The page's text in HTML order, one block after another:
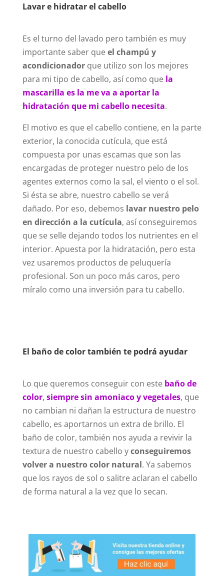
Lavar e hidratar el cabello
Es el turno del lavado pero también es muy
importante saber queel champú y
acondicionadorque utilizo son los mejores
para mi tipo de cabello, así como que la
mascarilla es la me va a aportar la
hidratación que mi cabello necesita.
El motivo es que el cabello contiene, en la parte
exterior, la conocida cutícula, que está
compuesta por unas escamas que son las
encargadas de proteger nuestro pelo de los
agentes externos como la sal, el viento o el sol.
Si ésta se abre, nuestro cabello se verá
dañado. Por eso, debemos lavar nuestro pelo
en dirección a la cutícula, así conseguiremos
que se selle dejando todos los nutrientes en el
interior. Apuesta por la hidratación, pero esta
vez usaremos productos de peluquería
profesional. Son un poco más caros, pero
míralo como una inversión para tu cabello.
El baño de color también te podrá ayudar
Lo que queremos conseguir con este baño de
color, siempre sin amoniaco y vegetales, que
no cambian ni dañan la estructura de nuestro
cabello, es aportarnos un extra de brillo. El
baño de color, también nos ayuda a revivir la
textura de nuestro cabello yconseguiremos
volver a nuestro color natural. Ya sabemos
que los rayos de sol o salitre aclaran el cabello
de forma natural a la vez que lo secan.